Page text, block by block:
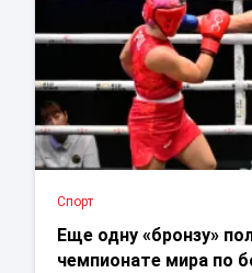
Спорт
Еще одну «бронзу»
чемпионате мира по